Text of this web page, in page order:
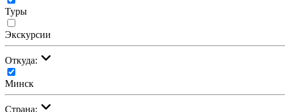
Туры
Экскурсии
Откуда:
Минск
Страна: